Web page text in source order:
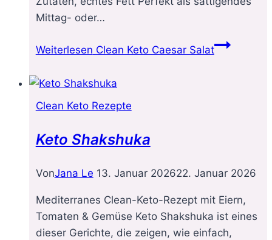
Mittag- oder…
Weiterlesen Clean Keto Caesar Salat
Clean Keto Rezepte
Keto Shakshuka
VonJana Le 13. Januar 202622. Januar 2026
Mediterranes Clean-Keto-Rezept mit Eiern,
Tomaten & Gemüse Keto Shakshuka ist eines
dieser Gerichte, die zeigen, wie einfach,